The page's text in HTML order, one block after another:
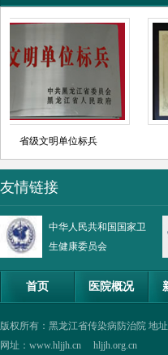
友情链接
中华人民共和国国家卫
生健康委员会
首页 医院概况
版权所有：黑龙江省传染病防治院 地
网址：www.hljjh.cn hljjh.org.cn